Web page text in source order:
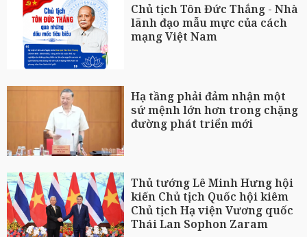
Chủ tịch Tôn Đức Thắng - Nhà
lãnh đạo mẫu mực của cách
mạng Việt Nam
Hạ tầng phải đảm nhận một
sứ mệnh lớn hơn trong chặng
đường phát triển mới
Thủ tướng Lê Minh Hưng hội
kiến Chủ tịch Quốc hội kiêm
Chủ tịch Hạ viện Vương quốc
Thái Lan Sophon Zaram